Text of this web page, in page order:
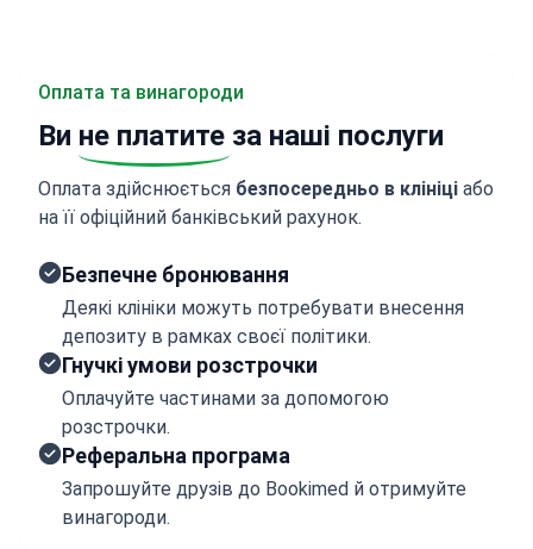
Оплата та винагороди
Ви не платите за наші послуги
Оплата здійснюється безпосередньо в клініці або
на її офіційний банківський рахунок.
Безпечне бронювання
Деякі клініки можуть потребувати внесення
депозиту в рамках своєї політики.
Гнучкі умови розстрочки
Оплачуйте частинами за допомогою
розстрочки.
Реферальна програма
Запрошуйте друзів до Bookimed й отримуйте
винагороди.